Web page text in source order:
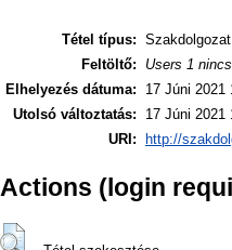
Tétel típus:
Feltöltő:
Users 1
Elhelyezés dátuma:
17 Júni 2021
Utolsó változtatás:
17 Júni 2021
URI:
http://
Actions (login